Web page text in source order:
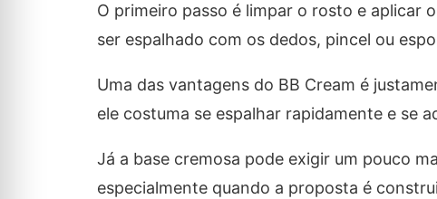
O primeiro passo é limpar o rosto e aplicar
ser espalhado com os dedos, pincel ou
Uma das vantagens do BB Cream é
ele costuma se espalhar rapidamente e se
Já a base cremosa pode exigir um pouco
especialmente quando a proposta é